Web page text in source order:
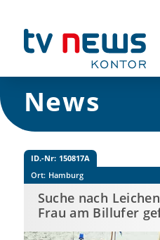
News
ID.-Nr: 150817A
Ort: Hamburg
Suche nach
Frau am Billufer